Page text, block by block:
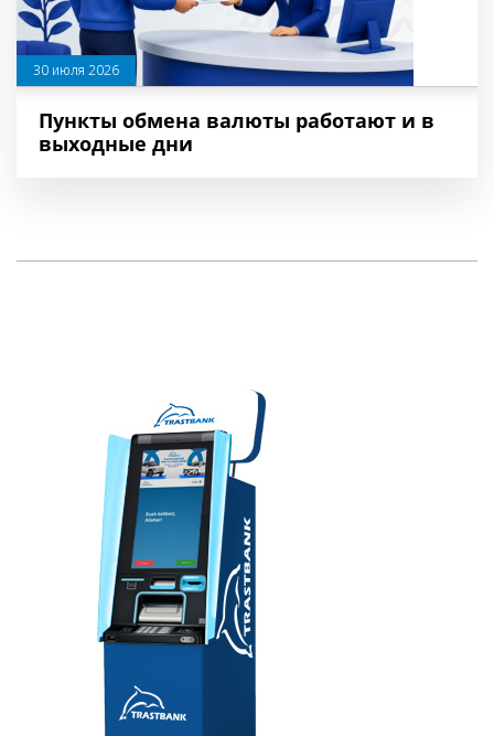
30 июля 2026
Пункты обмена валюты работают и в
выходные дни